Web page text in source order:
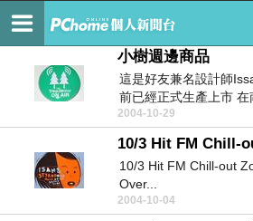
抹片檢查
小樹週邊商品
這是好友兼名設計師
前已經正式生產上市
2004-10-29
10/3 Hit FM Chill-
10/3 Hit FM Chill-out
Over...
2004-10-04